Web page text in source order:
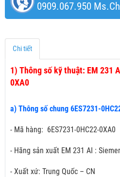
0909.067.950
Chi tiết
1) Thông số kỹ thuật: EM 231
0XA0
a) Thông số chung 6ES7231-
- Mã hàng: 6ES7231-0HC22-0XA0
- Hãng sản xuất EM 231 AI :
- Xuất xứ: Trung Quốc – CN